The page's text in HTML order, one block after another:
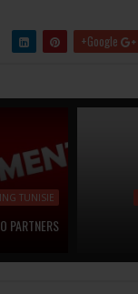
TUNISIE
PARTNERS